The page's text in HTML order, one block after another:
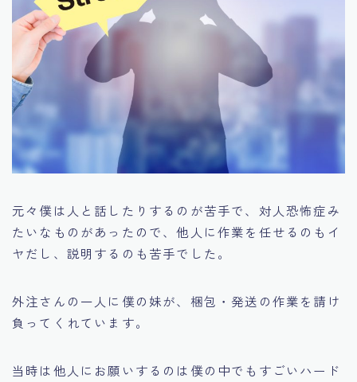
元々僕は人と話したりするのが苦手で、対人恐怖症み
たいなものがあったので、他人に作業を任せるのもイ
ヤだし、説明するのも苦手でした。
外注さんの一人に僕の妹が、梱包・発送の作業を請け
負ってくれています。
当時は他人にお願いするのは僕の中でもすごいハード